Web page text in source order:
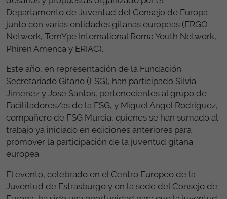
Departamento de Juventud del Consejo de Europa
junto con varias entidades gitanas europeas (ERGO
Network, TernYpe International Roma Youth Network,
Phiren Amenca y ERIAC).
Este año, en representación de la Fundación
Secretariado Gitano (FSG), han participado Silvia
Jiménez y José Santos, pertenecientes al grupo de
Facilitadores/as de la FSG, y Miguel Ángel Rodríguez,
compañero de FSG Murcia, quienes se han sumado al
trabajo ya iniciado en ediciones anteriores para
promover la participación de la juventud gitana
europea.
El evento, celebrado en el Centro Europeo de la
Juventud de Estrasburgo y en la sede del Consejo de